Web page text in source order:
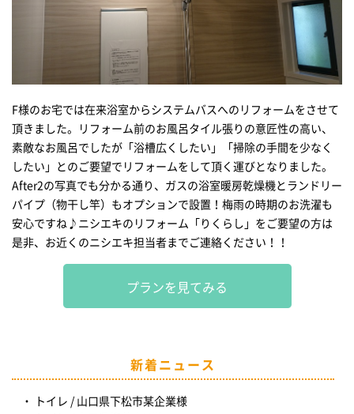
F様のお宅では在来浴室からシステムバスへのリフォームをさせて
頂きました。リフォーム前のお風呂タイル張りの意匠性の高い、
素敵なお風呂でしたが「浴槽広くしたい」「掃除の手間を少なく
したい」とのご要望でリフォームをして頂く運びとなりました。
After2の写真でも分かる通り、ガスの浴室暖房乾燥機とランドリー
パイプ（物干し竿）もオプションで設置！梅雨の時期のお洗濯も
安心ですね♪ニシエキのリフォーム「りくらし」をご要望の方は
是非、お近くのニシエキ担当者までご連絡ください！！
プランを見てみる
新着ニュース
トイレ / 山口県下松市某企業様